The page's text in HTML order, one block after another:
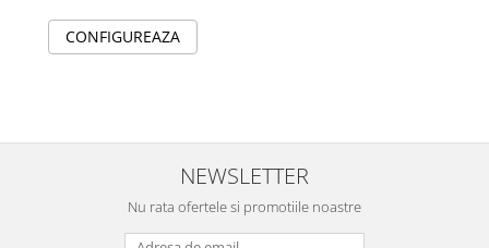
CONFIGUREAZA
NEWSLETTER
Nu rata ofertele si promotiile noastre